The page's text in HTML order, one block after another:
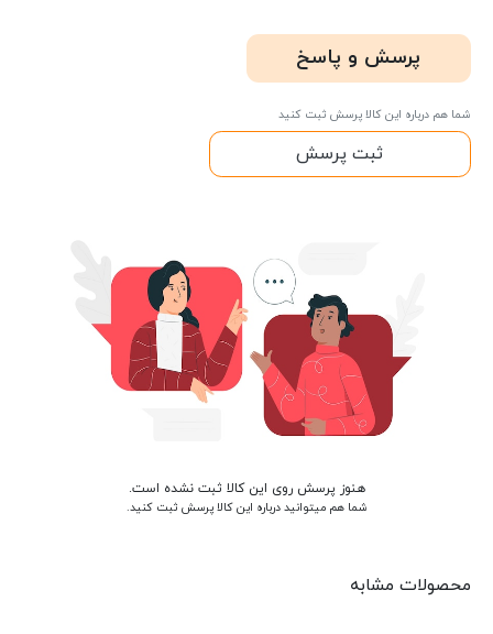
پرسش و پاسخ
شما هم درباره این کالا پرسش ثبت کنید
ثبت پرسش
هنوز پرسش روی این کالا ثبت نشده است.
شما هم میتوانید درباره این کالا پرسش ثبت کنید.
محصولات مشابه